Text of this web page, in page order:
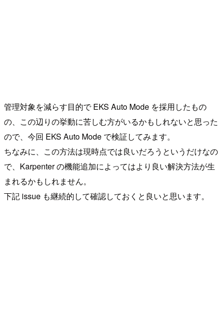
管理対象を減らす目的で EKS Auto Mode を採用したもの
の、この辺りの挙動に苦しむ方がいるかもしれないと思った
ので、今回 EKS Auto Mode で検証してみます。
ちなみに、この方法は現時点では良いだろうというだけなの
で、Karpenter の機能追加によってはより良い解決方法が生
まれるかもしれません。
下記 issue も継続的して確認しておくと良いと思います。